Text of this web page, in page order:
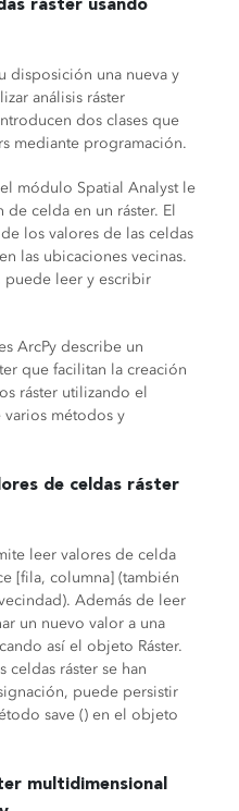
ráster usando
disposición una nueva y
análisis ráster
dos clases que
mediante programación.
módulo Spatial Analyst le
celda en un ráster. El
los valores de las celdas
las ubicaciones vecinas.
puede leer y escribir
ArcPy describe un
que facilitan la creación
ráster utilizando el
varios métodos y
de celdas ráster
leer valores de celda
[fila, columna] (también
Además de leer
un nuevo valor a una
así el objeto Ráster.
celdas ráster se han
puede persistir
save () en el objeto
multidimensional